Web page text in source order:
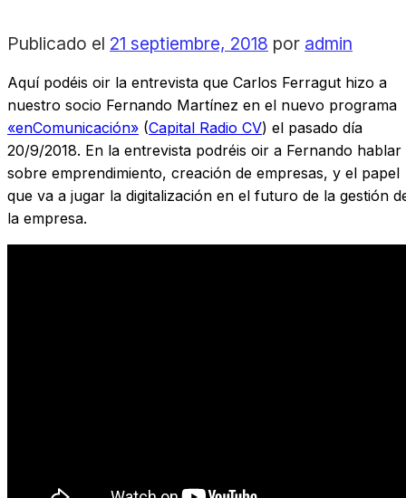
Publicado el 21 septiembre, 2018 por admin
Aquí podéis oir la entrevista que Carlos Ferragut hizo a
nuestro socio Fernando Martínez en el nuevo programa
«enComunicación» (Capital Radio CV) el pasado día
20/9/2018. En la entrevista podréis oir a Fernando hablar
sobre emprendimiento, creación de empresas, y el papel
que va a jugar la digitalización en el futuro de la gestión
la empresa.